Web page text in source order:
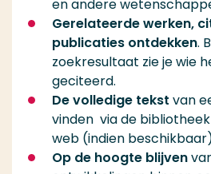
en andere
Gerelateerde werken,
publicaties ontdekken.
zoekresultaat zie je wie
geciteerd.
De volledige tekst van
vinden via de
web (indien
Op de hoogte blijven